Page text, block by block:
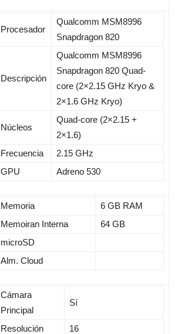
Procesador
Qualcomm MSM8996
Snapdragon 820
Descripción
Qualcomm MSM8996
Snapdragon 820 Quad-
core (2×2.15 GHz Kryo &
2×1.6 GHz Kryo)
Núcleos
Quad-core (2×2.15 +
2×1.6)
Frecuencia
2.15 GHz
GPU
Adreno 530
Memoria
6 GB RAM
Memoiran Interna
64 GB
microSD
Alm. Cloud
Cámara
Principal
Sí
Resolución
16